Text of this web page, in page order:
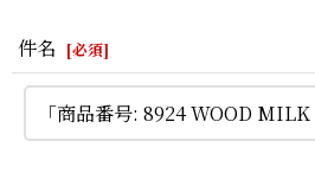
件名 [必須]